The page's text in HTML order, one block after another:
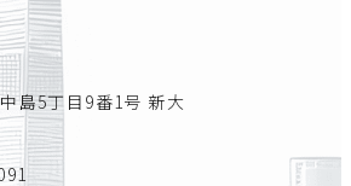
島5丁目9番1号 新大